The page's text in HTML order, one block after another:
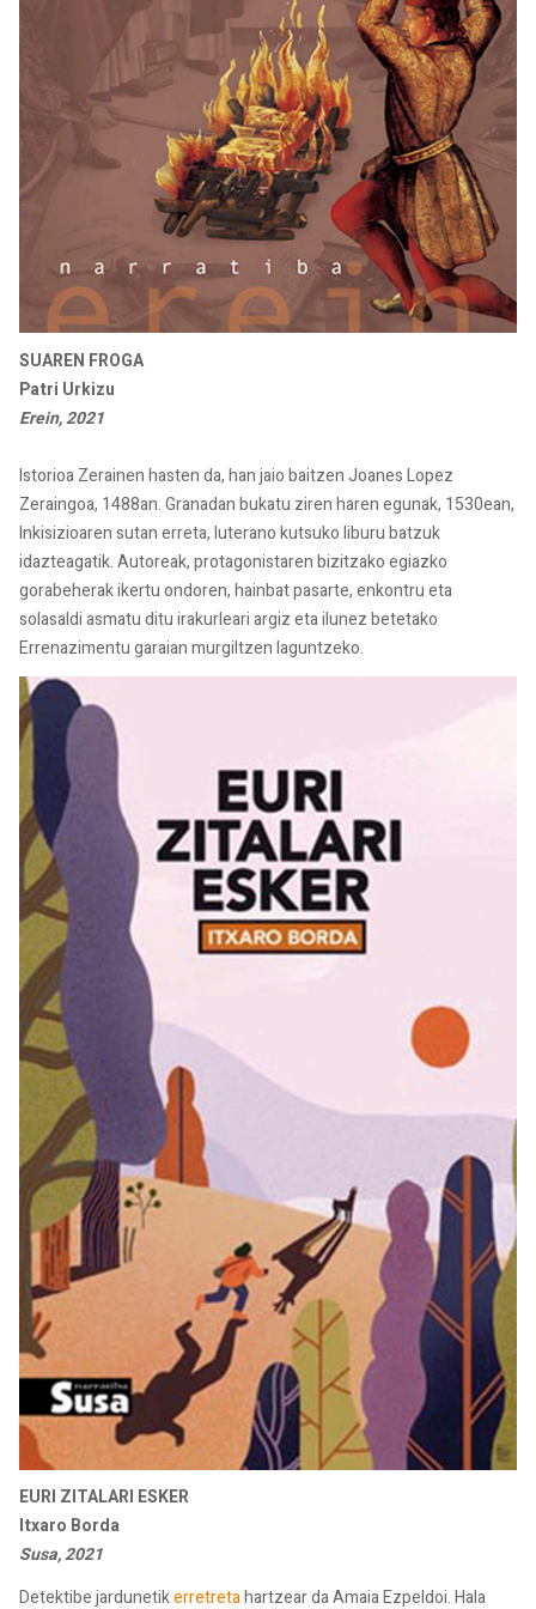
SUAREN FROGA
Patri Urkizu
Erein, 2021
Istorioa Zerainen hasten da, han jaio baitzen Joanes Lopez
Zeraingoa, 1488an. Granadan bukatu ziren haren egunak, 1530ean,
Inkisizioaren sutan erreta, luterano kutsuko liburu batzuk
idazteagatik. Autoreak, protagonistaren bizitzako egiazko
gorabeherak ikertu ondoren, hainbat pasarte, enkontru eta
solasaldi asmatu ditu irakurleari argiz eta ilunez betetako
Errenazimentu garaian murgiltzen laguntzeko.
EURI ZITALARI ESKER
Itxaro Borda
Susa, 2021
Detektibe jardunetikerretretahartzear da Amaia Ezpeldoi. Hala